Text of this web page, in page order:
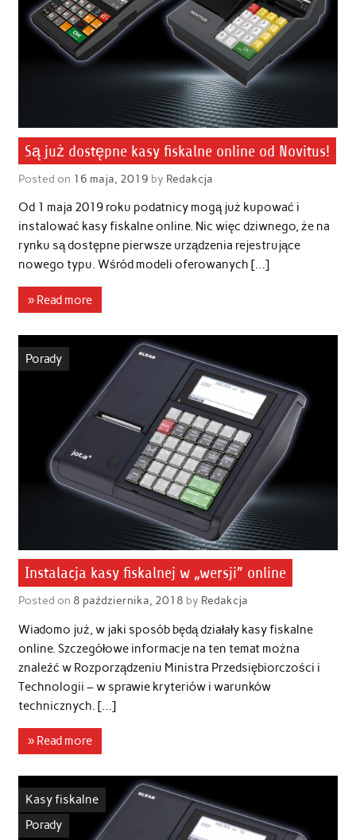
Są już dostępne kasy fiskalne online od Novitus!
Posted on 16 maja, 2019 by Redakcja
Od 1 maja 2019 roku podatnicy mogą już kupować i
instalować kasy fiskalne online. Nic więc dziwnego, że na
rynku są dostępne pierwsze urządzenia rejestrujące
nowego typu. Wśród modeli oferowanych […]
» Read more
Porady
Instalacja kasy fiskalnej w „wersji” online
Posted on 8 października, 2018 by Redakcja
Wiadomo już, w jaki sposób będą działały kasy fiskalne
online. Szczegółowe informacje na ten temat można
znaleźć w Rozporządzeniu Ministra Przedsiębiorczości i
Technologii – w sprawie kryteriów i warunków
technicznych. […]
» Read more
Kasy fiskalne
Porady